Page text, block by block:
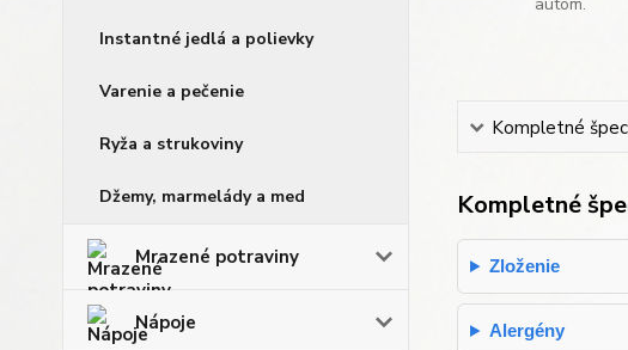
Instantné jedlá a polievky
Varenie a pečenie
Ryža a strukoviny
Džemy, marmelády a med
Mrazené potraviny
Nápoje
Kompletné
Kompletné
Zloženie
Alergény